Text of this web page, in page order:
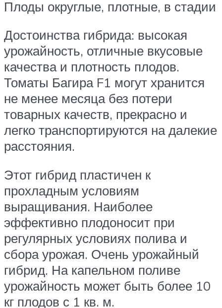
Плоды округлые, плотные, в стадии
Достоинства гибрида: высокая
урожайность, отличные вкусовые
качества и плотность плодов.
Томаты Багира F1 могут хранится
не менее месяца без потери
товарных качеств, прекрасно и
легко транспортируются на далекие
расстояния.
Этот гибрид пластичен к
прохладным условиям
выращивания. Наиболее
эффективно плодоносит при
регулярных условиях полива и
сбора урожая. Очень урожайный
гибрид. На капельном поливе
урожайность может быть более 10
кг плодов с 1 кв. м.